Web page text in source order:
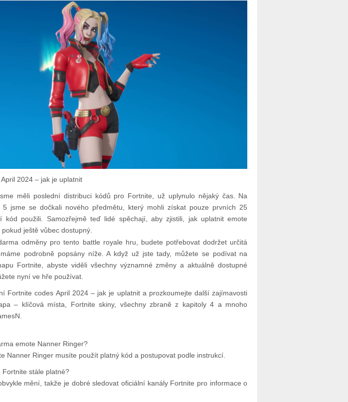
2024 – jak je uplatnit
měli poslední distribuci kódů pro Fortnite, už uplynulo nějaký čas. Na
5 jsme se dočkali nového předmětu, který mohli získat pouze prvních 25
kód použili. Samozřejmě teď lidé spěchají, aby zjistili, jak uplatnit emote
ještě vůbec dostupný.
odměny pro tento battle royale hru, budete potřebovat dodržet určitá
podrobně popsány níže. A když už jste tady, můžete se podívat na
Fortnite, abyste viděli všechny významné změny a aktuálně dostupné
nyní ve hře používat.
Fortnite codes April 2024 – jak je uplatnit a prozkoumejte další zajímavosti
– klíčová místa, Fortnite skiny, všechny zbraně z kapitoly 4 a mnoho
emote Nanner Ringer?
Nanner Ringer musíte použít platný kód a postupovat podle instrukcí.
stále platné?
mění, takže je dobré sledovat oficiální kanály Fortnite pro informace o